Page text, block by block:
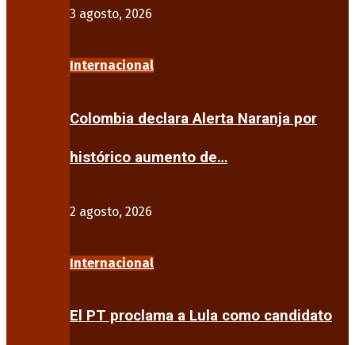
3 agosto, 2026
Internacional
Colombia declara Alerta Naranja por
histórico aumento de…
2 agosto, 2026
Internacional
El PT proclama a Lula como candidato